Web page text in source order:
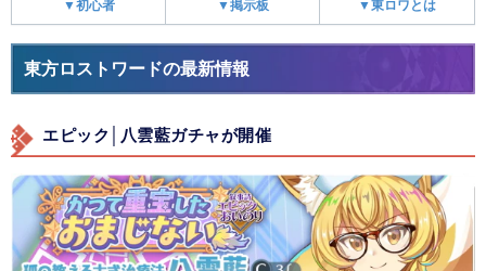
▼初心者 ▼掲示板 ▼東ロワとは
東方ロストワードの最新情報
エピック│八雲藍ガチャが開催